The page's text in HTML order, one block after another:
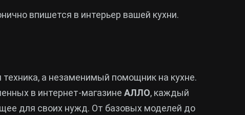
впишется в интерьер вашей кухни.
а незаменимый помощник на кухне.
в интернет-магазине АЛЛО, каждый
для своих нужд. От базовых моделей до